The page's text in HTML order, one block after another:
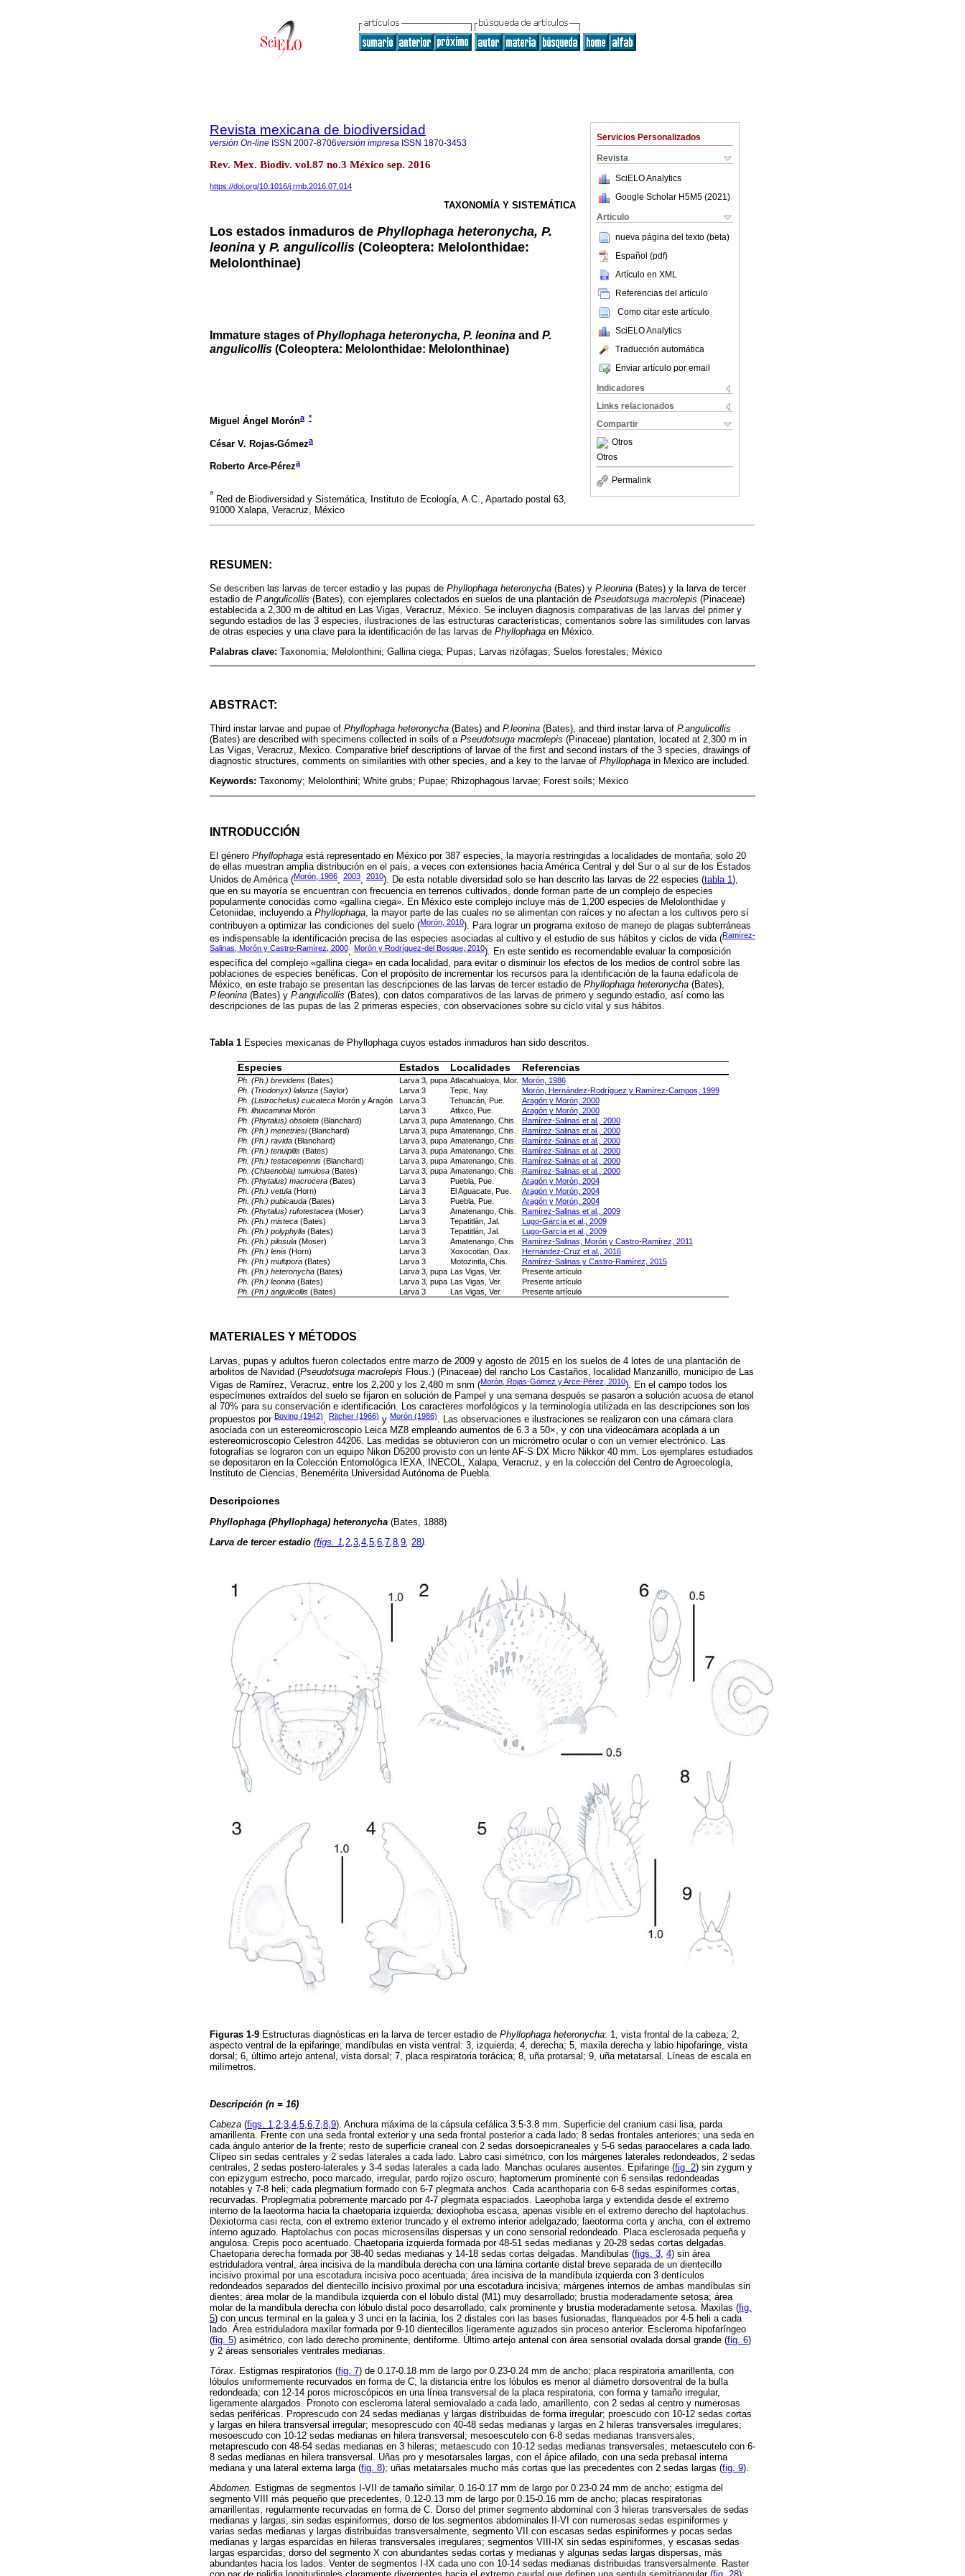
Servicios Personalizados
Revista
SciELO Analytics
Google Scholar H5M5 (2021 )
Articulo
nueva página del texto (beta)
Español (pdf)
Artículo en XML
Referencias del artículo
Como citar este artículo
SciELO Analytics
Traducción automática
Enviar artículo por email
Indicadores
Links relacionados
Compartir
Otros
Otros
Permalink
Revista mexicana de biodiversidad
versión On-line ISSN 2007-8706versión impresa ISSN 1870-3453
Rev. Mex. Biodiv. vol.87 no.3 México sep. 2016
https://doi.org/10.1016/j.rmb.2016.07.014
TAXONOMÍA Y SISTEMÁTICA
Los estados inmaduros de Phyllophaga heteronycha, P.
leonina y P. angulicollis (Coleoptera: Melolonthidae:
Melolonthinae)
Immature stages ofPhyllophaga heteronycha, P. leonina and P.
angulicollis (Coleoptera: Melolonthidae: Melolonthinae)
Miguel Ángel Moróna *
César V. Rojas-Gómeza
Roberto Arce-Péreza
a
Red de Biodiversidad y Sistemática, Instituto de Ecología, A.C., Apartado postal 63,
91000 Xalapa, Veracruz, México
RESUMEN:
Se describen las larvas de tercer estadio y las pupas de Phyllophaga heteronycha (Bates) y P.leonina (Bates) y la larva de tercer
estadio de P.angulicollis (Bates), con ejemplares colectados en suelos de una plantación de Pseudotsuga macrolepis (Pinaceae)
establecida a 2,300 m de altitud en Las Vigas, Veracruz, México. Se incluyen diagnosis comparativas de las larvas del primer y
segundo estadios de las 3 especies, ilustraciones de las estructuras características, comentarios sobre las similitudes con larvas
de otras especies y una clave para la identificación de las larvas de Phyllophaga en México.
Palabras clave: Taxonomía; Melolonthini; Gallina ciega; Pupas; Larvas rizófagas; Suelos forestales; México
ABSTRACT:
Third instar larvae and pupae of Phyllophaga heteronycha (Bates) and P.leonina (Bates), and third instar larva of P.angulicollis
(Bates) are described with specimens collected in soils of a Pseudotsuga macrolepis (Pinaceae) plantation, located at 2,300 m in
Las Vigas, Veracruz, Mexico. Comparative brief descriptions of larvae of the first and second instars of the 3 species, drawings of
diagnostic structures, comments on similarities with other species, and a key to the larvae of Phyllophaga in Mexico are included.
Keywords: Taxonomy; Melolonthini; White grubs; Pupae; Rhizophagous larvae; Forest soils; Mexico
INTRODUCCIÓN
El género Phyllophaga está representado en México por 387 especies, la mayoría restringidas a localidades de montaña; solo 20
de ellas muestran amplia distribución en el país, a veces con extensiones hacia América Central y del Sur o al sur de los Estados
Unidos de América (Morón, 1986, 2003, 2010). De esta notable diversidad solo se han descrito las larvas de 22 especies (tabla 1),
que en su mayoría se encuentran con frecuencia en terrenos cultivados, donde forman parte de un complejo de especies
popularmente conocidas como «gallina ciega». En México este complejo incluye más de 1,200 especies de Melolonthidae y
Cetoniidae, incluyendo a Phyllophaga , la mayor parte de las cuales no se alimentan con raíces y no afectan a los cultivos pero sí
contribuyen a optimizar las condiciones del suelo (Morón, 2010). Para lograr un programa exitoso de manejo de plagas subterráneas
es indispensable la identificación precisa de las especies asociadas al cultivo y el estudio de sus hábitos y ciclos de vida (Ramírez-
Salinas, Morón y Castro-Ramírez, 2000; Morón y Rodríguez-del Bosque, 2010). En este sentido es recomendable evaluar la composición
específica del complejo «gallina ciega» en cada localidad, para evitar o disminuir los efectos de los medios de control sobre las
poblaciones de especies benéficas. Con el propósito de incrementar los recursos para la identificación de la fauna edafícola de
México, en este trabajo se presentan las descripciones de las larvas de tercer estadio de Phyllophaga heteronycha (Bates),
P.leonina (Bates) y P.angulicollis (Bates), con datos comparativos de las larvas de primero y segundo estadio, así como las
descripciones de las pupas de las 2 primeras especies, con observaciones sobre su ciclo vital y sus hábitos.
Tabla 1 Especies mexicanas de Phyllophaga cuyos estados inmaduros han sido descritos.
Especies Estados Localidades Referencias
Ph. (Ph.) brevidens(Bates) Larva 3, pupa Atlacahualoya, Mor.
Morón, 1986
Ph. (Triodonyx) lalanza(Saylor) Larva 3 Tepic, Nay.
Morón, Hernández-Rodríguez y Ramírez-Campos, 1999
Ph. (Listrochelus) cuicatecaMorón y Aragón Larva 3 Tehuacán, Pue.
Aragón y Morón, 2000
Ph. ilhuicaminaiMorón Larva 3 Atlixco, Pue.
Aragón y Morón, 2000
Ph. (Phytalus) obsoleta(Blanchard) Larva 3, pupa Amatenango, Chis.
Ramírez-Salinas et al., 2000
Ph. (Ph.) menetriesi(Blanchard) Larva 3, pupa Amatenango, Chis.
Ramírez-Salinas et al., 2000
Ph. (Ph.) ravida(Blanchard) Larva 3, pupa Amatenango, Chis.
Ramírez-Salinas et al., 2000
Ph. (Ph.) tenuipilis(Bates) Larva 3, pupa Amatenango, Chis.
Ramírez-Salinas et al., 2000
Ph. (Ph.) testaceipennis(Blanchard) Larva 3, pupa Amatenango, Chis.
Ramírez-Salinas et al., 2000
Ph. (Chlaenobia) tumulosa(Bates) Larva 3, pupa Amatenango, Chis.
Ramírez-Salinas et al., 2000
Ph. (Phytalus) macrocera(Bates) Larva 3 Puebla, Pue.
Aragón y Morón, 2004
Ph. (Ph.) vetula(Horn) Larva 3 El Aguacate, Pue.
Aragón y Morón, 2004
Ph. (Ph.) pubicauda(Bates) Larva 3 Puebla, Pue.
Aragón y Morón, 2004
Ph. (Phytalus) rufotestacea(Moser) Larva 3 Amatenango, Chis.
Ramírez-Salinas et al., 2009
Ph. (Ph.) misteca(Bates) Larva 3 Tepatitlán, Jal.
Lugo-García et al., 2009
Ph. (Ph.) polyphylla(Bates) Larva 3 Tepatitlán, Jal.
Lugo-García et al., 2009
Ph. (Ph.) pilosula(Moser) Larva 3 Amatenango, Chis
Ramírez-Salinas, Morón y Castro-Ramírez, 2011
Ph. (Ph.) lenis(Horn) Larva 3 Xoxocotlan, Oax.
Hernández-Cruz et al., 2016
Ph. (Ph.) multipora(Bates) Larva 3 Motozintla, Chis.
Ramírez-Salinas y Castro-Ramírez, 2015
Ph. (Ph.) heteronycha(Bates) Larva 3, pupa Las Vigas, Ver.
Presente artículo
Ph. (Ph.) leonina(Bates) Larva 3, pupa Las Vigas, Ver.
Presente artículo
Ph. (Ph.) angulicollis(Bates) Larva 3 Las Vigas, Ver. Presente artículo
MATERIALES Y MÉTODOS
Larvas, pupas y adultos fueron colectados entre marzo de 2009 y agosto de 2015 en los suelos de 4 lotes de una plantación de
arbolitos de Navidad (Pseudotsuga macrolepis Flous.) (Pinaceae) del rancho Los Castaños, localidad Manzanillo, municipio de Las
Vigas de Ramírez, Veracruz, entre los 2,200 y los 2,480 m snm (Morón, Rojas-Gómez y Arce-Pérez, 2010). En el campo todos los
especímenes extraídos del suelo se fijaron en solución de Pampel y una semana después se pasaron a solución acuosa de etanol
al 70% para su conservación e identificación. Los caracteres morfológicos y la terminología utilizada en las descripciones son los
propuestos por Boving (1942), Ritcher (1966) y Morón (1986). Las observaciones e ilustraciones se realizaron con una cámara clara
asociada con un estereomicroscopio Leica MZ8 empleando aumentos de 6.3 a 50×, y con una videocámara acoplada a un
estereomicroscopio Celestron 44206. Las medidas se obtuvieron con un micrómetro ocular o con un vernier electrónico. Las
fotografías se lograron con un equipo Nikon D5200 provisto con un lente AF-S DX Micro Nikkor 40 mm. Los ejemplares estudiados
se depositaron en la Colección Entomológica IEXA, INECOL, Xalapa, Veracruz, y en la colección del Centro de Agroecología,
Instituto de Ciencias, Benemérita Universidad Autónoma de Puebla.
Descripciones
Phyllophaga (Phyllophaga) heteronycha (Bates, 1888)
Larva de tercer estadio (figs. 1 2 3 4 5 6 7 8 9 28).
Figuras 1-9 Estructuras diagnósticas en la larva de tercer estadio de Phyllophaga heteronycha: 1, vista frontal de la cabeza; 2,
aspecto ventral de la epifaringe; mandíbulas en vista ventral: 3, izquierda; 4, derecha; 5, maxila derecha y labio hipofaringe, vista
dorsal; 6, último artejo antenal, vista dorsal; 7, placa respiratoria torácica; 8, uña protarsal; 9, uña metatarsal. Líneas de escala en
milímetros.
Descripción (n = 16)
Cabeza (figs. 1 2 3 4 5 6 7 8 9). Anchura máxima de la cápsula cefálica 3.5-3.8 mm. Superficie del cranium casi lisa, parda
amarillenta. Frente con una seda frontal exterior y una seda frontal posterior a cada lado; 8 sedas frontales anteriores; una seda en
cada ángulo anterior de la frente; resto de superficie craneal con 2 sedas dorsoepicraneales y 5-6 sedas paraocelares a cada lado.
Clípeo sin sedas centrales y 2 sedas laterales a cada lado. Labro casi simétrico, con los márgenes laterales redondeados, 2 sedas
centrales, 2 sedas postero-laterales y 3-4 sedas laterales a cada lado. Manchas oculares ausentes. Epifaringe (fig. 2) sin zygum y
con epizygum estrecho, poco marcado, irregular, pardo rojizo oscuro; haptomerum prominente con 6 sensilas redondeadas
notables y 7-8 heli; cada plegmatium formado con 6-7 plegmata anchos. Cada acanthoparia con 6-8 sedas espiniformes cortas,
recurvadas. Proplegmatia pobremente marcado por 4-7 plegmata espaciados. Laeophoba larga y extendida desde el extremo
interno de la laeotorma hacia la chaetoparia izquierda; dexiophoba escasa, apenas visible en el extremo derecho del haptolachus.
Dexiotorma casi recta, con el extremo exterior truncado y el extremo interior adelgazado; laeotorma corta y ancha, con el extremo
interno aguzado. Haptolachus con pocas microsensilas dispersas y un cono sensorial redondeado. Placa esclerosada pequeña y
angulosa. Crepis poco acentuado. Chaetoparia izquierda formada por 48-51 sedas medianas y 20-28 sedas cortas delgadas.
Chaetoparia derecha formada por 38-40 sedas medianas y 14-18 sedas cortas delgadas. Mandíbulas (figs. 3 4) sin área
estriduladora ventral, área incisiva de la mandíbula derecha con una lámina cortante distal breve separada de un dientecillo
incisivo proximal por una escotadura incisiva poco acentuada; área incisiva de la mandíbula izquierda con 3 dentículos
redondeados separados del dientecillo incisivo proximal por una escotadura incisiva; márgenes internos de ambas mandíbulas sin
dientes; área molar de la mandíbula izquierda con el lóbulo distal (M1) muy desarrollado; brustia moderadamente setosa; área
molar de la mandíbula derecha con lóbulo distal poco desarrollado; calx prominente y brustia moderadamente setosa. Maxilas (fig.
5) con uncus terminal en la galea y 3 unci en la lacinia, los 2 distales con las bases fusionadas, flanqueados por 4-5 heli a cada
lado. Área estriduladora maxilar formada por 9-10 dientecillos ligeramente aguzados sin proceso anterior. Escleroma hipofaríngeo
(fig. 5) asimétrico, con lado derecho prominente, dentiforme. Último artejo antenal con área sensorial ovalada dorsal grande (fig. 6)
y 2 áreas sensoriales ventrales medianas.
Tórax . Estigmas respiratorios (fig. 7) de 0.17-0.18 mm de largo por 0.23-0.24 mm de ancho; placa respiratoria amarillenta, con
lóbulos uniformemente recurvados en forma de C, la distancia entre los lóbulos es menor al diámetro dorsoventral de la bulla
redondeada; con 12-14 poros microscópicos en una línea transversal de la placa respiratoria, con forma y tamaño irregular,
ligeramente alargados. Pronoto con escleroma lateral semiovalado a cada lado, amarillento, con 2 sedas al centro y numerosas
sedas periféricas. Proprescudo con 24 sedas medianas y largas distribuidas de forma irregular; proescudo con 10-12 sedas cortas
y largas en hilera transversal irregular; mesoprescudo con 40-48 sedas medianas y largas en 2 hileras transversales irregulares;
mesoescudo con 10-12 sedas medianas en hilera transversal; mesoescutelo con 6-8 sedas medianas transversales;
metaprescudo con 48-54 sedas medianas en 3 hileras; metaescudo con 10-12 sedas medianas transversales; metaescutelo con 6-
8 sedas medianas en hilera transversal. Uñas pro y mesotarsales largas, con el ápice afilado, con una seda prebasal interna
mediana y una lateral externa larga (fig. 8); uñas metatarsales mucho más cortas que las precedentes con 2 sedas largas (fig. 9).
Abdomen. Estigmas de segmentos I-VII de tamaño similar, 0.16-0.17 mm de largo por 0.23-0.24 mm de ancho; estigma del
segmento VIII más pequeño que precedentes, 0.12-0.13 mm de largo por 0.15-0.16 mm de ancho; placas respiratorias
amarillentas, regularmente recurvadas en forma de C. Dorso del primer segmento abdominal con 3 hileras transversales de sedas
medianas y largas, sin sedas espiniformes; dorso de los segmentos abdominales II-VI con numerosas sedas espiniformes y
varias sedas medianas y largas distribuidas transversalmente, segmento VII con escasas sedas espiniformes y pocas sedas
medianas y largas esparcidas en hileras transversales irregulares; segmentos VIII-IX sin sedas espiniformes, y escasas sedas
largas esparcidas; dorso del segmento X con abundantes sedas cortas y medianas y algunas sedas largas dispersas, más
abundantes hacia los lados. Venter de segmentos I-IX cada uno con 10-14 sedas medianas distribuidas transversalmente. Raster